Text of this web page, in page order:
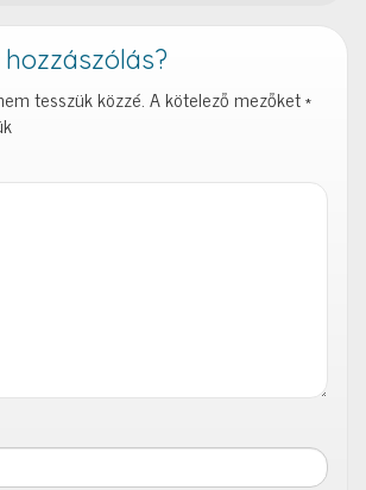
tesszük közzé.A kötelező mezőket*